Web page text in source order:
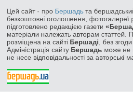
Цей сайт - про Бершадь та
безкоштовні оголошення, фотогалереї
підготовлено редакцією газети
матеріали належать авторам статтей.
розміщена на сайті Бершаді , без
Адміністрація сайту Бершадь може не
не несе відповідальності за авторські